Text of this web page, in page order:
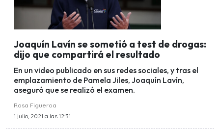
Joaquín Lavín se sometió a test de drogas:
dijo que compartirá el resultado
En un video publicado en sus redes sociales, y tras el
emplazamiento de Pamela Jiles, Joaquín Lavín,
aseguró que se realizó el examen.
Rosa Figueroa
1 julio, 2021 a las 12:31